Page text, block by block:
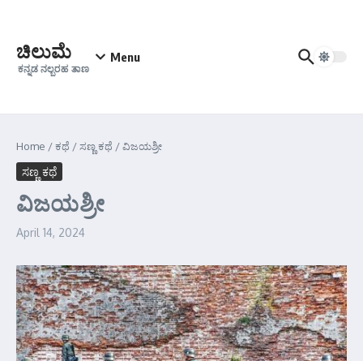
ಚಿಲುಮೆ
ಕನ್ನಡ ನಲ್ಬರಹ ತಾಣ
Menu
Home /ಕಥೆ /ಸಣ್ಣ ಕಥೆ /ವಿಜಯಶ್ರೀ
ಸಣ್ಣ ಕಥೆ
ವಿಜಯಶ್ರೀ
April 14, 2024